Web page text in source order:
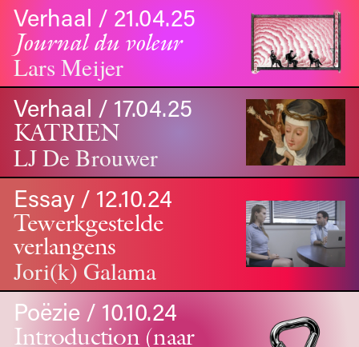
Verhaal / 21.04.25
Journal du voleur
Lars Meijer
Verhaal / 17.04.25
KATRIEN
LJ De Brouwer
Essay / 12.10.24
Tewerkgestelde
verlangens
Jori(k) Galama
Poëzie / 10.10.24
Introduction (naar